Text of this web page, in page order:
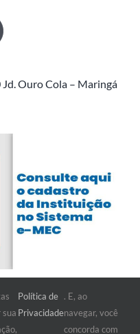
Ouro Cola – Maringá
Política de
Privacidade
. E, ao
navegar, você
concorda com